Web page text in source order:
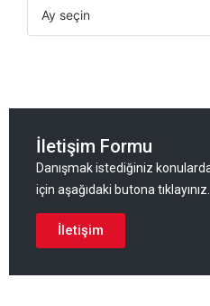
İletişim Formu
Danışmak istediğiniz
için aşağıdaki butona tıklayınız.
İletişim